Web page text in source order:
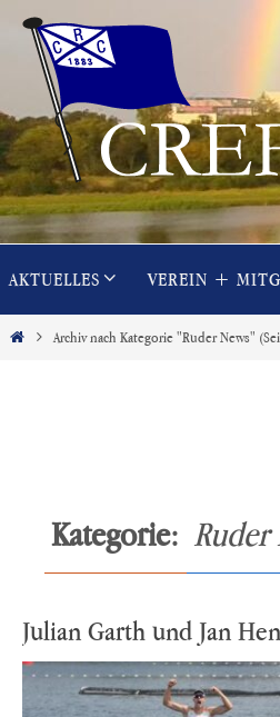
Zum
Inhalt
springen
Inhalt
springen
AKTUELLES VEREIN +
Start Archiv nach Kategorie "Ruder News"
Kategorie: Ruder
Julian Garth und Jan